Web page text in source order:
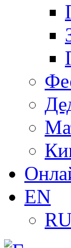
EN